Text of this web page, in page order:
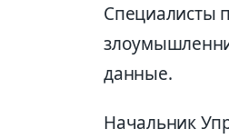
Специалисты
данные.
Начальник